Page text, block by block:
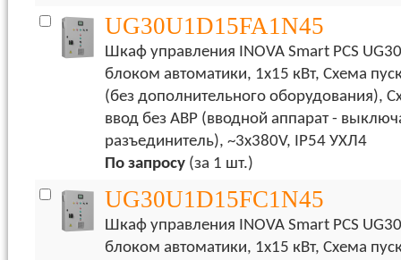
UG30U1D15FA1N45
Шкаф управления INOVA Smart PCS
блоком автоматики, 1х15 кВт, Схема
(без дополнительного оборудования),
ввод без АВР (вводной аппарат -
разъединитель), ~3x380V, IP54 УХЛ4
По запросу (за 1 шт.)
UG30U1D15FC1N45
Шкаф управления INOVA Smart PCS
блоком автоматики, 1х15 кВт, Схема